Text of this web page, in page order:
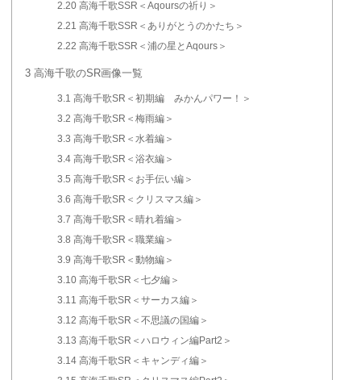
2.20高海千歌SSR＜Aqoursの祈り＞
2.21 高海千歌SSR＜ありがとうのかたち＞
2.22 高海千歌SSR＜浦の星とAqours＞
3 高海千歌のSR画像一覧
3.1 高海千歌SR＜初期編 みかんパワー！＞
3.2 高海千歌SR＜梅雨編＞
3.3 高海千歌SR＜水着編＞
3.4高海千歌SR＜浴衣編＞
3.5 高海千歌SR＜お手伝い編＞
3.6 高海千歌SR＜クリスマス編＞
3.7 高海千歌SR＜晴れ着編＞
3.8 高海千歌SR＜職業編＞
3.9 高海千歌SR＜動物編＞
3.10高海千歌SR＜七夕編＞
3.11 高海千歌SR＜サーカス編＞
3.12 高海千歌SR＜不思議の国編＞
3.13 高海千歌SR＜ハロウィン編Part2＞
3.14高海千歌SR＜キャンディ編＞